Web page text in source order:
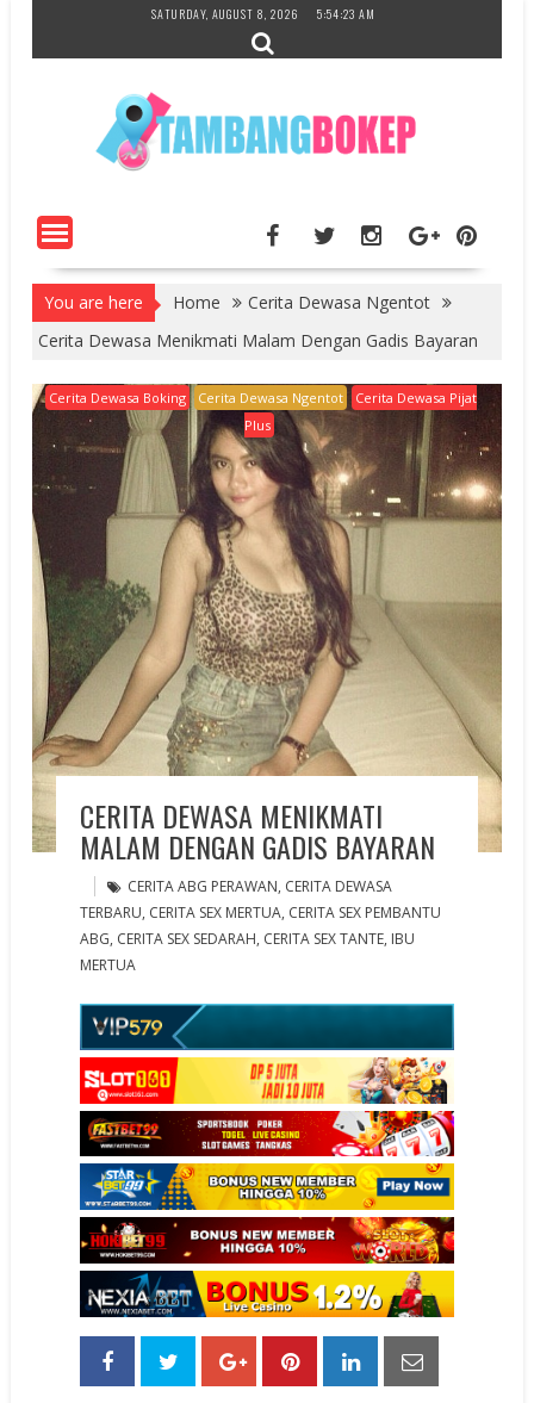
content
SATURDAY, AUGUST 8, 2026 5:54:24 AM
You are here Home
Cerita Dewasa Ngentot
Cerita Dewasa Menikmati Malam Dengan Gadis Bayaran
Cerita Dewasa Boking Cerita Dewasa Ngentot
Cerita Dewasa Pijat
Plus
CERITA DEWASA MENIKMATI
MALAM DENGAN GADIS BAYARAN
CERITA ABG PERAWAN, CERITA DEWASA
TERBARU, CERITA SEX MERTUA, CERITA SEX PEMBANTU
ABG, CERITA SEX SEDARAH, CERITA SEX TANTE, IBU
MERTUA